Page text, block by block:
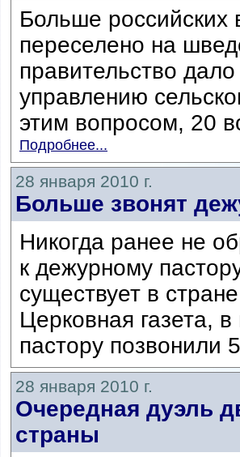
Больше российских
переселено на
правительство
управлению
этим вопросом, 20
Подробнее...
28 января 2010 г.
Больше звонят
Никогда ранее не
к дежурному
существует в
Церковная газета,
пастору позвонили
28 января 2010 г.
Очередная дуэль
страны